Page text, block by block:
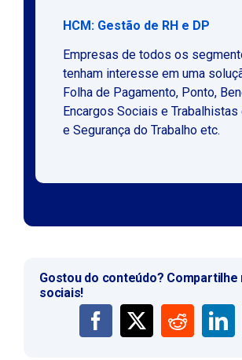
HCM: Gestão de RH e DP
Empresas de todos os
tenham interesse em uma
Folha de Pagamento, Ponto,
Encargos Sociais e Trabalhistas
e Segurança do Trabalho etc.
Gostou do conteúdo? Compartilhe
sociais!